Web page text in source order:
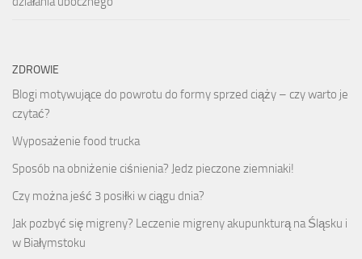
ZDROWIE
Blogi motywujące do powrotu do formy sprzed ciąży – czy warto je
czytać?
Wyposażenie food trucka
Sposób na obniżenie ciśnienia? Jedz pieczone ziemniaki!
Czy można jeść 3 posiłki w ciągu dnia?
Jak pozbyć się migreny? Leczenie migreny akupunkturą na Śląsku i
w Białymstoku